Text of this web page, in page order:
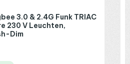
3.0 & 2.4G Funk TRIAC
230 V Leuchten,
Dim